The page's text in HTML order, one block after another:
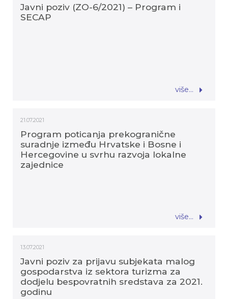
Javni poziv (ZO-6/2021) – Program i
SECAP
više...
21.07.2021
Program poticanja prekogranične
suradnje između Hrvatske i Bosne i
Hercegovine u svrhu razvoja lokalne
zajednice
više...
13.07.2021
Javni poziv za prijavu subjekata malog
gospodarstva iz sektora turizma za
dodjelu bespovratnih sredstava za 2021.
godinu